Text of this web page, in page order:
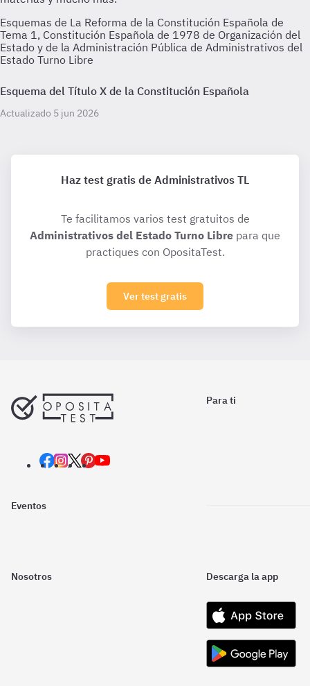
Esquemas de La Reforma de la Constitución Española de
Tema 1, Constitución Española de 1978 de Organización del
Estado y de la Administración Pública de Administrativos del
Estado Turno Libre
Esquema del Título X de la Constitución Española
Actualizado 5 jun 2026
Haz test gratis de Administrativos TL
Te facilitamos varios test gratuitos de
Administrativos del Estado Turno Libre para que
practiques con OpositaTest.
Ver test gratis
Para ti
Eventos
Nosotros Descarga la app